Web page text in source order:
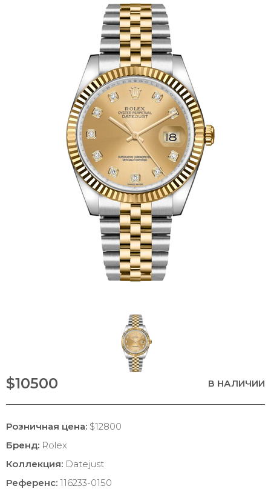
$10500 В НАЛИЧИИ
Розничная цена: $12800
Бренд: Rolex
Коллекция: Datejust
Референс: 116233-0150